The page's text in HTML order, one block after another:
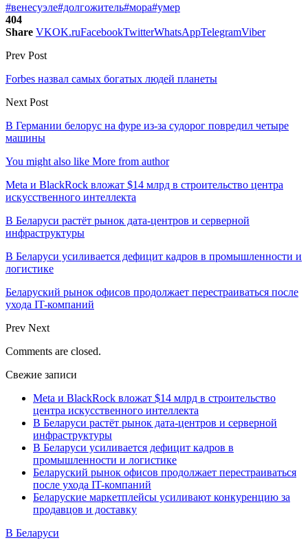
#венесуэле#долгожитель#мора#умер
404
Share VKOK.ruFacebookTwitterWhatsAppTelegramViber
Prev Post
Forbes назвал самых богатых людей планеты
Next Post
В Германии белорус на фуре из-за судорог повредил четыре
машины
You might also like More from author
Meta и BlackRock вложат $14 млрд в строительство центра
искусственного интеллекта
В Беларуси растёт рынок дата-центров и серверной
инфраструктуры
В Беларуси усиливается дефицит кадров в промышленности и
логистике
Беларуский рынок офисов продолжает перестраиваться после
ухода IT-компаний
Prev Next
Comments are closed.
Свежие записи
Meta и BlackRock вложат $14 млрд в строительство
центра искусственного интеллекта
В Беларуси растёт рынок дата-центров и серверной
инфраструктуры
В Беларуси усиливается дефицит кадров в
промышленности и логистике
Беларуский рынок офисов продолжает перестраиваться
после ухода IT-компаний
Беларуские маркетплейсы усиливают конкуренцию за
продавцов и доставку
В Беларуси